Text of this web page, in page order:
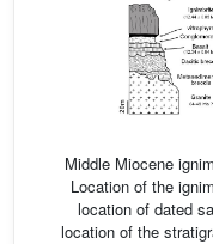
Middle Miocene
Location of the
location of dated
location of the